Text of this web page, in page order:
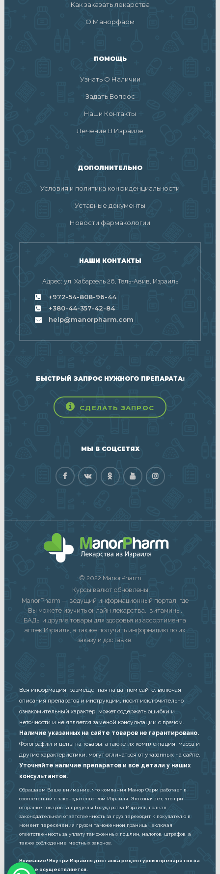
Как заказать лекарства
О Манорфарм
ПОМОЩЬ
Узнать О Наличии
Задать Вопрос
Наши Контакты
Лечение В Израиле
ДОПОЛНИТЕЛЬНО
Условия и политика конфиденциальности
Уставные документы
Новости фармакологии
НАШИ КОНТАКТЫ
Адрес: ул. Хабарзель 26, Тель-Авив, Израиль
+972-54-808-96-44
+380-44-357-42-84
help@manorpharm.com
БЫСТРЫЙ ЗАПРОС НУЖНОГО ПРЕПАРАТА:
СДЕЛАТЬ ЗАПРОС
МЫ В СОЦСЕТЯХ
© 2022 ManorPharm
Курсы валют обновлены
ManorPharm — ведущий информационный портал, где
Вы можете изучить онлайн лекарства, витамины,
БАДы и другие товары для здоровья из ассортимента
аптек Израиля, а также получить информацию по их
заказу и доставке.
Вся информация, размещенная на данном сайте, включая
описания препаратов и инструкции, носит исключительно
ознакомительный характер, может содержать ошибки и
неточности и не является заменой консультации с врачом.
Наличие указанных на сайте товаров не гарантировано.
Фотографии и цены на товары, а также их комплектация, масса и
другие характеристики, могут отличаться от указанных на сайте.
Уточняйте наличие препаратов и все детали у наших
консультантов.
Обращаем Ваше внимание, что компания Манор Фарм работает в
соответствии с законодательством Израиля. Это означает, что при
отправке товаров за пределы Государства Израиль, полная
законодательная ответственность за груз переходит к покупателю в
момент пересечения грузом таможенной границы, включая
ответственность за уплату таможенных пошлин, налогов, штрафов, а
также соблюдение местных законов.
Внимание! Внутри Израиля доставка рецептурных препаратов на
дом не осуществляется.